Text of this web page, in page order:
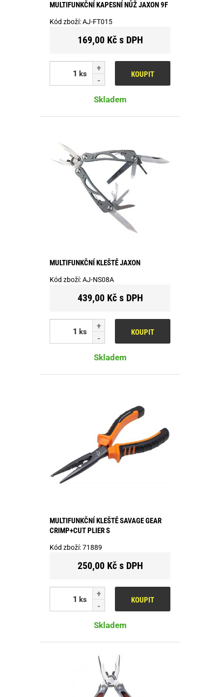
MULTIFUNKČNÍ KAPESNÍ NŮŽ JAXON 9F
Kód zboží:AJ-FT015
169,00 Kč s DPH
ks KOUPIT
Skladem
MULTIFUNKČNÍ KLEŠTĚ JAXON
Kód zboží:AJ-NS08A
439,00 Kč s DPH
ks KOUPIT
Skladem
MULTIFUNKČNÍ KLEŠTĚ SAVAGE GEAR
CRIMP+CUT PLIER S
Kód zboží:71889
250,00 Kč s DPH
ks KOUPIT
Skladem